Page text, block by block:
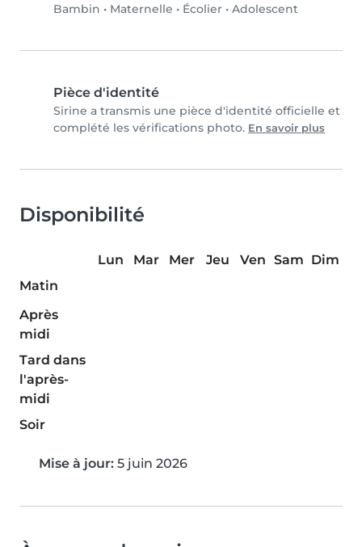
Bambin • Maternelle • Écolier • Adolescent
Pièce d'identité
Sirine a transmis une pièce d'identité officielle et
complété les vérifications photo. En savoir plus
Disponibilité
Lun Mar Mer Jeu Ven Sam Dim
Matin
Après
midi
Tard dans
l'après-
midi
Soir
Mise à jour: 5 juin 2026